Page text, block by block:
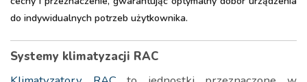
do indywidualnych potrzeb użytkownika.
Systemy klimatyzacji RAC